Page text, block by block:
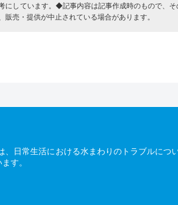
にしています。◆記事内容は記事作成時のもので、そ
売・提供が中止されている場合があります。
日常生活における水まわりのトラブルにつ
す。